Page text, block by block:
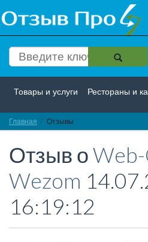
Товары и услуги Рестораны и
Красота и здоровье
Интернет Путешествие и отдых
Недвижимость Работа Гос.
Личности Логистика
Главная Отзывы
Отзыв о
Wezom
16:19:12